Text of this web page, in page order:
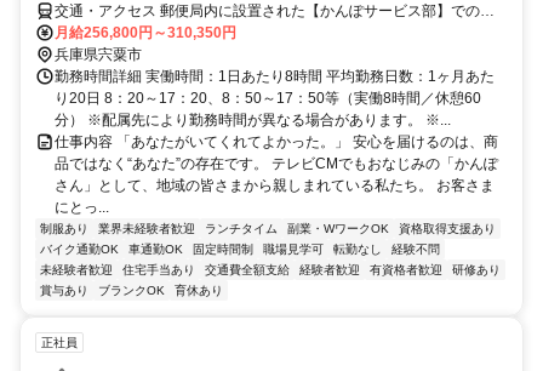
交通・アクセス 郵便局内に設置された【かんぽサービス部】での勤
務となります
月給256,800円～310,350円
兵庫県宍粟市
勤務時間詳細 実働時間：1日あたり8時間 平均勤務日数：1ヶ月あた
り20日 8：20～17：20、8：50～17：50等（実働8時間／休憩60
分） ※配属先により勤務時間が異なる場合があります。 ※...
仕事内容 「あなたがいてくれてよかった。」 安心を届けるのは、商
品ではなく“あなた”の存在です。 テレビCMでもおなじみの「かんぽ
さん」として、地域の皆さまから親しまれている私たち。 お客さま
にとっ...
制服あり 業界未経験者歓迎 ランチタイム 副業・WワークOK
資格取得支援あり
バイク通勤OK
車通勤OK 固定時間制 職場見学可 転勤なし
経験不問
未経験者歓迎
住宅手当あり 交通費全額支給 経験者歓迎 有資格者歓迎
研修あり
賞与あり
ブランクOK 育休あり
正社員